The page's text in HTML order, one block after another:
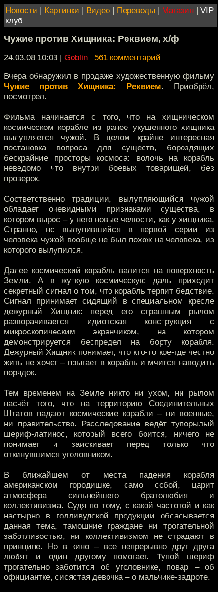
Новости | Картинки | Видео | Переводы | Магазин | VIP
клуб
Чужие против Хищника: Реквием, х/ф
24.03.08 10:03 | Goblin | 561 комментарий
Вчера обнаружил в продаже художественную фильму
Чужие против Хищника: Реквием. Приобрёл,
посмотрел.
Фильма начинается с того, что на хищническом
космическом корабле из ранее укушенного хищника
вылупляется чужой. В целом крайне интересная
постановка вопроса для существ, бороздящих
бескрайние просторы космоса: волочь на корабль
неведомо что внутри боевых товарищей, без
проверок.
Соответственно традиции, вылупляющийся чужой
обладает очевидными признаками существа, в
котором вырос – у него новые челюсти, как у хищника.
Странно, но вылупившийся в первой серии из
человека чужой вообще не был похож на человека, из
которого вылупился.
Далее космический корабль валится на поверхность
Земли. А в жуткую космическую даль приходит
секретный сигнал о том, что корабль терпит бедствие.
Сигнал принимает сидящий в специальном кресле
дежурный Хищник: перед его страшным рылом
разворачивается идиотская конструкция с
микроскопическим экранчиком, на котором
демонстрируется беспредел на борту корабля.
Дежурный Хищник понимает, что кто-то кое-где честно
жить не хочет – прыгает в корабль и мчится наводить
порядок.
Тем временем на Земле никто ни ухом, ни рылом
насчёт того, что на территорию Соединительных
Штатов падают космические корабли – ни военные,
ни правительство. Расследование ведёт тупорылый
шериф-латинос, который всего боится, ничего не
понимает и заискивает перед только что
откинувшимся уголовником.
В ближайшем от места падения корабля
американском городишке, само собой, царит
атмосфера сильнейшего братолюбия и
коллективизма. Судя по тому, с какой частотой и как
настырно в голливудской продукции обсасывается
данная тема, тамошние граждане ни трогательной
заботливостью, ни коллективизмом не страдают в
принципе. Но в кино – все непрерывно друг друга
любят и один другому помогает. Тупой шериф
трогательно заботится об уголовнике, повар – об
официантке, сисястая девочка – о мальчике-задроте.